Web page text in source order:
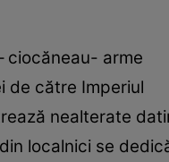
ciocăneau- arme
de către Imperiul
nealterate
localnici se